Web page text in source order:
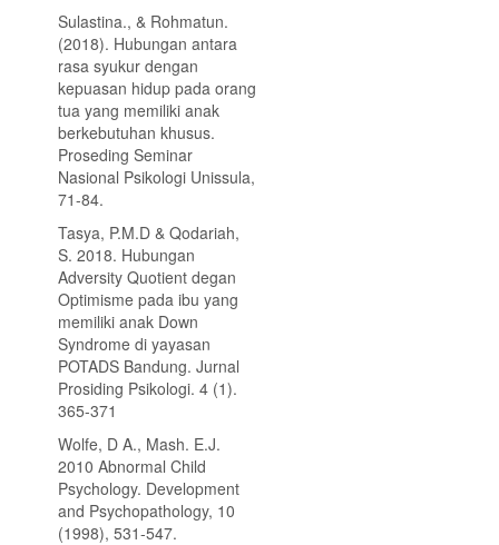
Sulastina., & Rohmatun.
(2018). Hubungan antara
rasa syukur dengan
kepuasan hidup pada orang
tua yang memiliki anak
berkebutuhan khusus.
Proseding Seminar
Nasional Psikologi Unissula,
71-84.
Tasya, P.M.D & Qodariah,
S. 2018. Hubungan
Adversity Quotient degan
Optimisme pada ibu yang
memiliki anak Down
Syndrome di yayasan
POTADS Bandung. Jurnal
Prosiding Psikologi. 4 (1).
365-371
Wolfe, D A., Mash. E.J.
2010 Abnormal Child
Psychology. Development
and Psychopathology, 10
(1998), 531-547.